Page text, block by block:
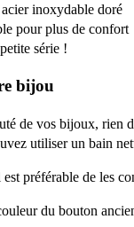
inoxydable doré
pour plus de confort
série !
bijou
de vos bijoux,
utiliser un bain
préférable de les
du bouton